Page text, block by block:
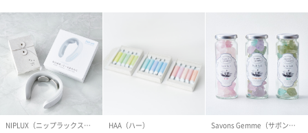
ボディスクラブ×半身浴
半身浴でゆったり入浴すると温浴効果により血行が高まります。
じんわり発汗するとスクラブが溶けて滑らかな肌に。